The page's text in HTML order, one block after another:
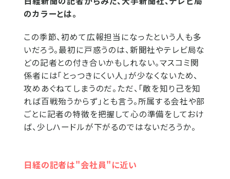
のカラーとは。
この季節、初めて広報担当になったという人も多
いだろう。最初に戸惑うのは、新聞社やテレビ局な
どの記者との付き合いかもしれない。マスコミ関
係者には「とっつきにくい人」が少なくないため、
攻めあぐねてしまうのだ。ただ、「敵を知り己を知
れば百戦殆うからず」とも言う。所属する会社や部
ごとに記者の特徴を把握して心の準備をしておけ
ば、少しハードルが下がるのではないだろうか。
日経の記者は"会社員"に近い